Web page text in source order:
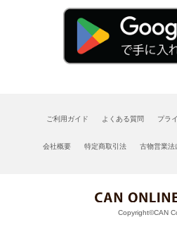
ご利用ガイド よくある質問 プラ
会社概要 特定商取引法 古物営業法
Copyright©CAN